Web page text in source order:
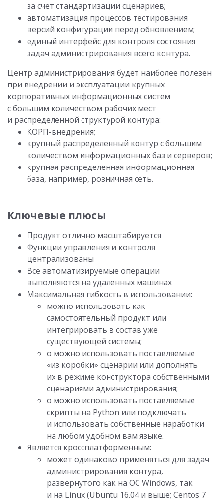
за счет стандартизации сценариев;
автоматизация процессов тестирования
версий конфигурации перед обновлением;
единый интерфейс для контроля состояния
задач администрирования всего контура.
Центр администрирования будет наиболее полезен
при внедрении и эксплуатации крупных
корпоративных информационных систем
с большим количеством рабочих мест
и распределенной структурой контура:
КОРП-внедрения;
крупный распределенный контур с большим
количеством информационных баз и серверов;
крупная распределенная информационная
база, например, розничная сеть.
Ключевые плюсы
Продукт отлично масштабируется
Функции управления и контроля
централизованы
Все автоматизируемые операции
выполняются на удаленных машинах
Максимальная гибкость в использовании:
можно использовать как
самостоятельный продукт или
интегрировать в состав уже
существующей системы;
o можно использовать поставляемые
«из коробки» сценарии или дополнять
их в режиме конструктора собственными
сценариями администрирования;
o можно использовать поставляемые
скрипты на Python или подключать
и использовать собственные наработки
на любом удобном вам языке.
Является кроссплатформенным:
может одинаково применяться для задач
администрирования контура,
развернутого как на ОС Windows, так
и на Linux (Ubuntu 16.04 и выше; Centos 7